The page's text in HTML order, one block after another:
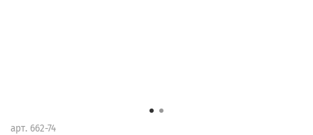
арт. 662-74